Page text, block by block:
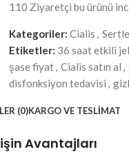
110 Ziyaretçi bu ürünü
Kategoriler: Cialis ,
Etiketler: 36 saat etkili jel
şase fiyat, Cialis satın al ,
disfonksiyon tedavisi ,
(0)KARGO VE TESLIMAT
Avantajları